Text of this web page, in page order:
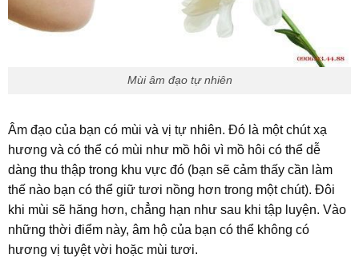
Mùi âm đạo tự nhiên
Âm đạo của bạn có mùi và vị tự nhiên. Đó là một chút xạ
hương và có thể có mùi như mồ hôi vì mồ hôi có thể dễ
dàng thu thập trong khu vực đó (bạn sẽ cảm thấy cần làm
thế nào bạn có thể giữ tươi nồng hơn trong một chút). Đôi
khi mùi sẽ hăng hơn, chẳng hạn như sau khi tập luyện. Vào
những thời điểm này, âm hộ của bạn có thể không có
hương vị tuyệt vời hoặc mùi tươi.